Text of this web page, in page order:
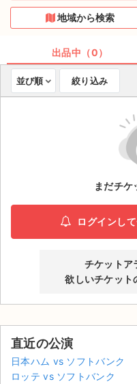
チケットのリクエスト一覧
ライブ・コンサート（国内）
演劇・ミュージカル
ご利用ガイド
よくある質問
お知らせ
地域から検索
出品中（0）
並び順 絞り込み
まだチケ
ログインし
チケットア
欲しいチケット
直近の公演
日本ハム vs ソフトバンク
ロッテ vs ソフトバンク